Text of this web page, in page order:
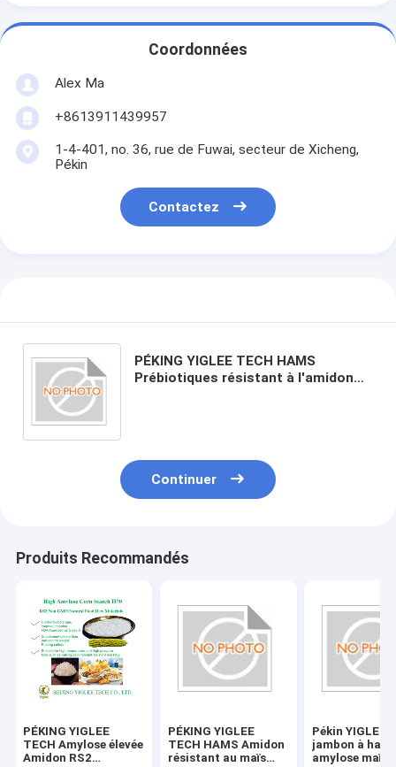
Coordonnées
Alex Ma
+8613911439957
1-4-401, no. 36, rue de Fuwai, secteur de Xicheng,
Pékin
Contactez
PÉKING YIGLEE TECH HAMS
Prébiotiques résistant à l'amidon
Continuer
Produits Recommandés
PÉKING YIGLEE
TECH Amylose élevée
Amidon RS2
PÉKING YIGLEE
TECH HAMS Amidon
résistant au maïs
Pékin YIGLEE
jambon à
amylose maïs